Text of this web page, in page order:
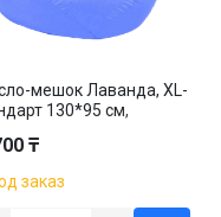
мешок Лаванда, XL-
130*95 см,
₸
заказ